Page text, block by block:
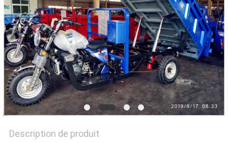
PRIVACY
POLICY
Description de produit